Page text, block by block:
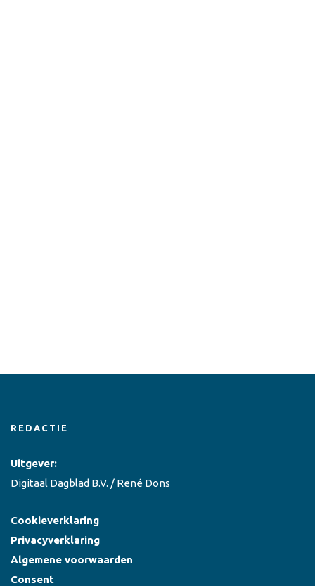
REDACTIE
Uitgever:
Digitaal Dagblad B.V. / René Dons
Cookieverklaring
Privacyverklaring
Algemene voorwaarden
Consent